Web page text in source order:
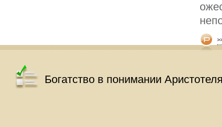
Богатство в понимании